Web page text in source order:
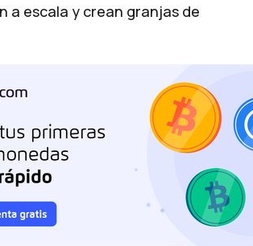
a escala y crean granjas de